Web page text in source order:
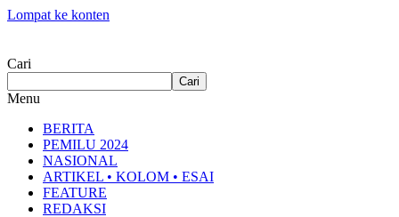
Lompat ke konten
Cari
Cari
Menu
BERITA
PEMILU 2024
NASIONAL
ARTIKEL • KOLOM • ESAI
FEATURE
REDAKSI